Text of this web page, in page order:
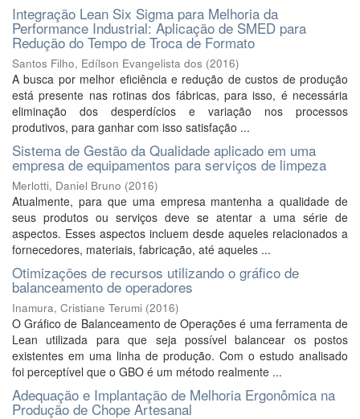
Integração Lean Six Sigma para Melhoria da
Performance Industrial: Aplicação de SMED para
Redução do Tempo de Troca de Formato
Santos Filho, Edílson Evangelista dos (2016)
A busca por melhor eficiência e redução de custos de produção
está presente nas rotinas dos fábricas, para isso, é necessária
eliminação dos desperdícios e variação nos processos
produtivos, para ganhar com isso satisfação ...
Sistema de Gestão da Qualidade aplicado em uma
empresa de equipamentos para serviços de limpeza
Merlotti, Daniel Bruno (2016)
Atualmente, para que uma empresa mantenha a qualidade de
seus produtos ou serviços deve se atentar a uma série de
aspectos. Esses aspectos incluem desde aqueles relacionados a
fornecedores, materiais, fabricação, até aqueles ...
Otimizações de recursos utilizando o gráfico de
balanceamento de operadores
Inamura, Cristiane Terumi (2016)
O Gráfico de Balanceamento de Operações é uma ferramenta de
Lean utilizada para que seja possível balancear os postos
existentes em uma linha de produção. Com o estudo analisado
foi perceptível que o GBO é um método realmente ...
Adequação e Implantação de Melhoria Ergonômica na
Produção de Chope Artesanal